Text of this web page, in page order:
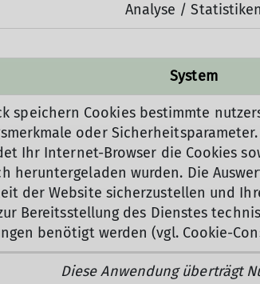
Analyse / Statistiken
System
speichern Cookies bestimmte
oder
Ihr Internet-Browser die Cookies
heruntergeladen wurden. Die
der Website sicherzustellen und
Bereitsstellung des Dienstes
benötigt werden (vgl. Cookie-
Diese Anwendung überträgt